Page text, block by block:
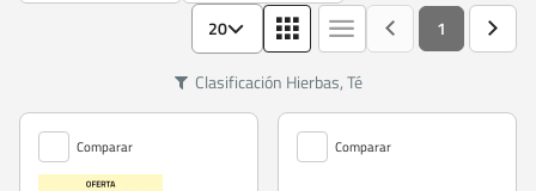
20 1
Clasificación Hierbas, Té
Comparar Comparar